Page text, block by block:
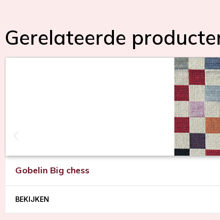
Gerelateerde
Gobelin Big chess
BEKIJKEN